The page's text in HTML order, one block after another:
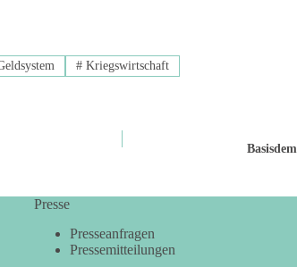
# Kriegswirtschaft
Presse
Presseanfragen
Pressemitteilungen